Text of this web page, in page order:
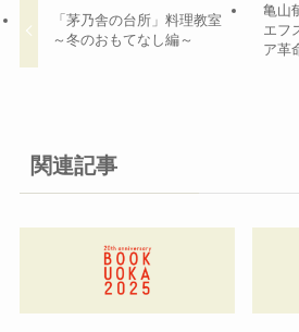
「茅乃舎の台所」料理教室
～冬のおもてなし編～
亀山
エフ
ア革
関連記事